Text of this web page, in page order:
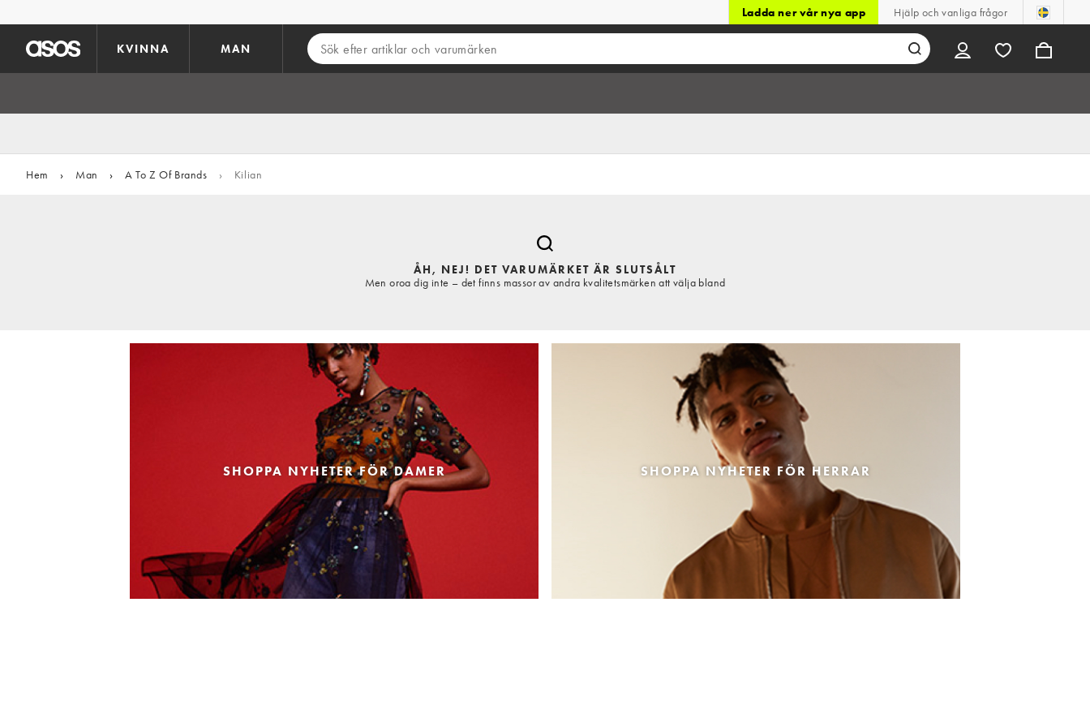
Ladda ner vår nya app Hjälp och vanliga frågor
KVINNA MAN
Hem › Man › A To Z Of Brands › Kilian
ÅH, NEJ! DET VARUMÄRKET ÄR SLUTSÅLT
Men oroa dig inte – det finns massor av andra kvalitetsmärken att välja bland
SHOPPA NYHETER FÖR DAMER SHOPPA NYHETER FÖR HERRAR